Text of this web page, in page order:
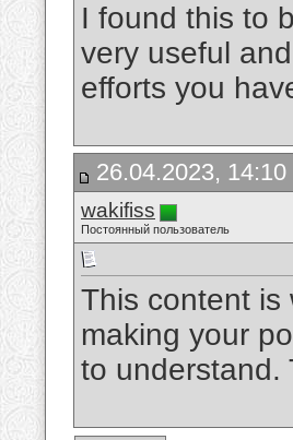
I found this to
very useful
efforts you
26.04.2023, 14:10
wakifiss
Постоянный пользователь
This content is
making your
to understand.